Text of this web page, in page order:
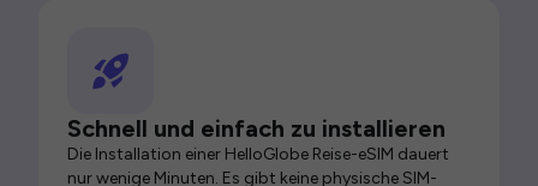
Schnell und einfach zu installieren
Die Installation einer HelloGlobe Reise-eSIM dauert
nur wenige Minuten. Es gibt keine physische SIM-